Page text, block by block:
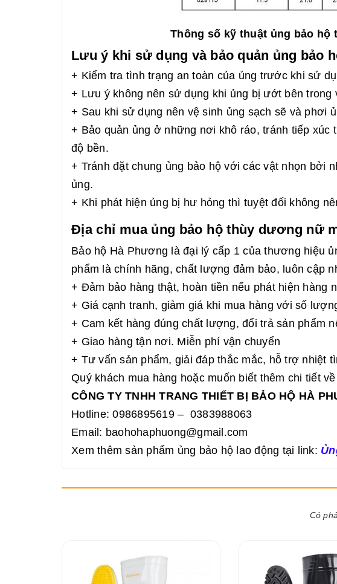
Thông số kỹ thuật ủng bảo
Lưu ý khi sử dụng và bảo quản ủng bảo
+ Kiểm tra tình trạng an toàn của ủng trước khi sử
+ Lưu ý không nên sử dụng khi ủng bị ướt bên trong
+ Sau khi sử dụng nên vệ sinh ủng sạch sẽ và phơi
+ Bảo quản ủng ở những nơi khô ráo, tránh tiếp
độ bền.
+ Tránh đặt chung ủng bảo hộ với các vật nhọn bởi
ủng.
+ Khi phát hiện ủng bị hư hỏng thì tuyệt đối không
Địa chỉ mua ủng bảo hộ thùy dương nữ
Bảo hộ Hà Phương là đại lý cấp 1 của thương hiệu
phẩm là chính hãng, chất lượng đảm bảo, luôn cập
+ Đảm bảo hàng thật, hoàn tiền nếu phát hiện hàng
+ Giá cạnh tranh, giảm giá khi mua hàng với số
+ Cam kết hàng đúng chất lượng, đổi trả sản phẩm
+ Giao hàng tận nơi. Miễn phí vận chuyển
+ Tư vấn sản phẩm, giải đáp thắc mắc, hỗ trợ nhiệt
Quý khách mua hàng hoặc muốn biết thêm chi tiết
CÔNG TY TNHH TRANG THIẾT BỊ BẢO HỘ HÀ
Hotline: 0986895619 – 0383988063
Email: baohohaphuong@gmail.com
Xem thêm sản phẩm ủng bảo hộ lao động tại link:
Có